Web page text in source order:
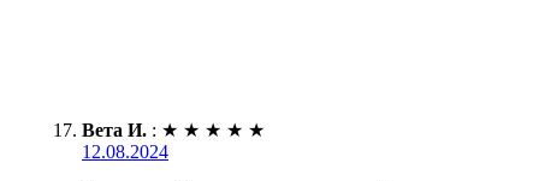
Вета И. : ★ ★ ★ ★ ★
12.08.2024